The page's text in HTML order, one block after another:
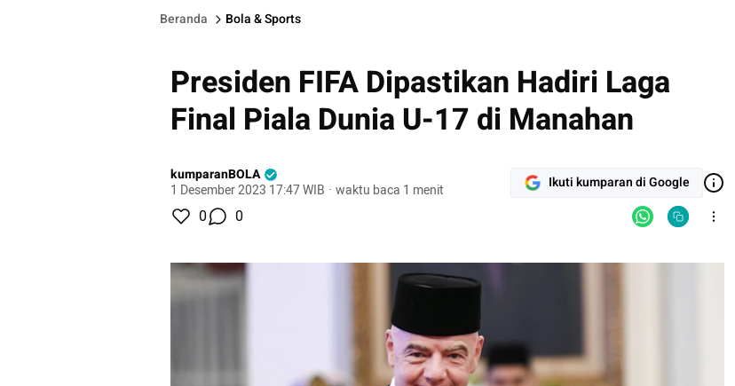
Beranda Bola & Sports
Presiden FIFA Dipastikan Hadiri Laga
Final Piala Dunia U-17 di Manahan
kumparanBOLA
1 Desember 2023 17:47 WIB · waktu baca 1 menit Ikuti kumparan di Google
0 0